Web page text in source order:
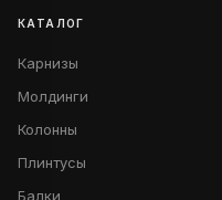
КАТАЛОГ
Карнизы
Молдинги
Колонны
Плинтусы
Балки